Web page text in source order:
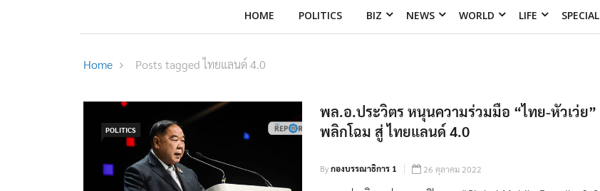
HOME POLITICS BIZ NEWS WORLD LIFE SPECIAL
Home Posts tagged ไทยแลนด์ 4.0
POLITICS
พล.อ.ประวิตร หนุนความร่วมมือ “ไทย-หัวเว่ย”
พลิกโฉม สู่ ไทยแลนด์ 4.0
Byกองบรรณาธิการ 1 26 ตุลาคม 2022